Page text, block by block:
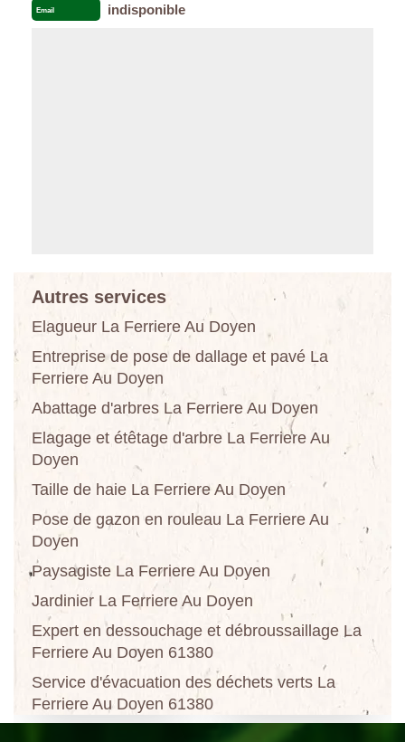
Email indisponible
Autres services
Elagueur La Ferriere Au Doyen
Entreprise de pose de dallage et pavé La
Ferriere Au Doyen
Abattage d'arbres La Ferriere Au Doyen
Elagage et étêtage d'arbre La Ferriere Au
Doyen
Taille de haie La Ferriere Au Doyen
Pose de gazon en rouleau La Ferriere Au
Doyen
Paysagiste La Ferriere Au Doyen
Jardinier La Ferriere Au Doyen
Expert en dessouchage et débroussaillage La
Ferriere Au Doyen 61380
Service d'évacuation des déchets verts La
Ferriere Au Doyen 61380